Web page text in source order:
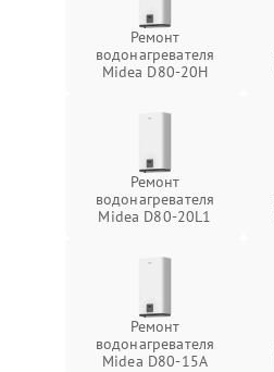
Ремонт
водонагревателя
Midea D80-20Н
Ремонт
водонагревателя
Midea D80-20L1
Ремонт
водонагревателя
Midea D80-15A